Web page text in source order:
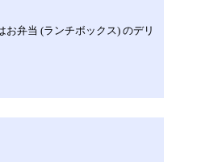
弁当 (ランチボックス) のデリ